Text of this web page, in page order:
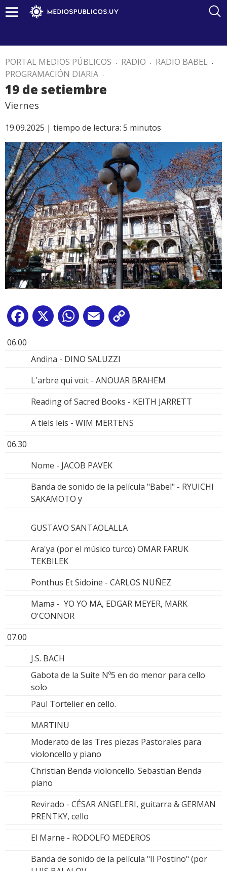
PORTAL MEDIOS PÚBLICOS . RADIO . RADIO BABEL .
PROGRAMACIÓN DIARIA .
19 de setiembre
Viernes
19.09.2025 | tiempo de lectura: 5 minutos
Facebook
X WhatsApp
Email
06.00
Andina - DINO SALUZZI
L'arbre qui voit - ANOUAR BRAHEM
Reading of Sacred Books - KEITH JARRETT
A tiels leis - WIM MERTENS
06.30
Nome - JACOB PAVEK
Banda de sonido de la película "Babel" - RYUICHI
SAKAMOTO y
GUSTAVO SANTAOLALLA
Ara'ya (por el músico turco) OMAR FARUK
TEKBILEK
Ponthus Et Sidoine - CARLOS NUÑEZ
Mama - YO YO MA, EDGAR MEYER, MARK
O'CONNOR
07.00
J.S. BACH
Gabota de la Suite Nº5 en do menor para cello
solo
Paul Tortelier en cello.
MARTINU
Moderato de las Tres piezas Pastorales para
violoncello y piano
Christian Benda violoncello. Sebastian Benda
piano
Revirado - CÉSAR ANGELERI, guitarra & GERMAN
PRENTKY, cello
El Marne - RODOLFO MEDEROS
Banda de sonido de la película "Il Postino" (por